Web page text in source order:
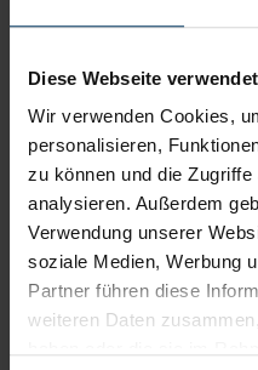
Diese Webseite
Wir verwenden Cookies,
personalisieren,
zu können und die
analysieren. Außerdem
Verwendung unserer
soziale Medien, Werbung
Partner führen diese
weiteren Daten
Hausnummer*
Postleitzahl*